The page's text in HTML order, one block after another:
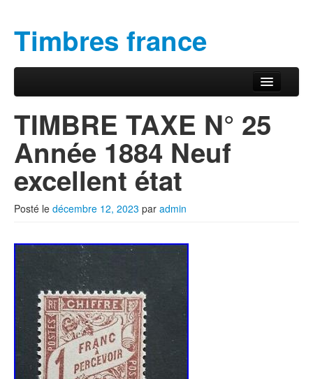
Timbres france
Menu principal
TIMBRE TAXE N° 25
Année 1884 Neuf
excellent état
Posté le décembre 12, 2023 par admin